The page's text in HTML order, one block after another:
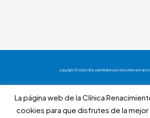
Copyright © 2026 Clínica de Medicina Estética
Política de cookies
La página web de la Clínica
cookies para que disfrutes de la